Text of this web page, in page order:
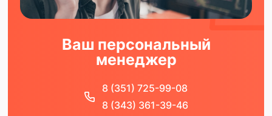
Ваш персональный
менеджер
8 (351) 725-99-08
8 (343) 361-39-46